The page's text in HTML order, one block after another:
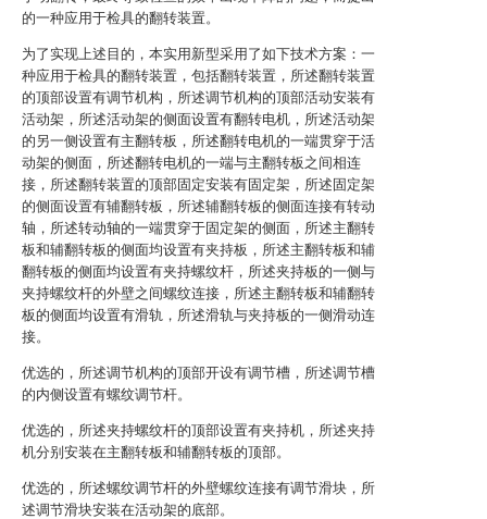
的一种应用于检具的翻转装置。
为了实现上述目的，本实用新型采用了如下技术方案：一
种应用于检具的翻转装置，包括翻转装置，所述翻转装置
的顶部设置有调节机构，所述调节机构的顶部活动安装有
活动架，所述活动架的侧面设置有翻转电机，所述活动架
的另一侧设置有主翻转板，所述翻转电机的一端贯穿于活
动架的侧面，所述翻转电机的一端与主翻转板之间相连
接，所述翻转装置的顶部固定安装有固定架，所述固定架
的侧面设置有辅翻转板，所述辅翻转板的侧面连接有转动
轴，所述转动轴的一端贯穿于固定架的侧面，所述主翻转
板和辅翻转板的侧面均设置有夹持板，所述主翻转板和辅
翻转板的侧面均设置有夹持螺纹杆，所述夹持板的一侧与
夹持螺纹杆的外壁之间螺纹连接，所述主翻转板和辅翻转
板的侧面均设置有滑轨，所述滑轨与夹持板的一侧滑动连
接。
优选的，所述调节机构的顶部开设有调节槽，所述调节槽
的内侧设置有螺纹调节杆。
优选的，所述夹持螺纹杆的顶部设置有夹持机，所述夹持
机分别安装在主翻转板和辅翻转板的顶部。
优选的，所述螺纹调节杆的外壁螺纹连接有调节滑块，所
述调节滑块安装在活动架的底部。